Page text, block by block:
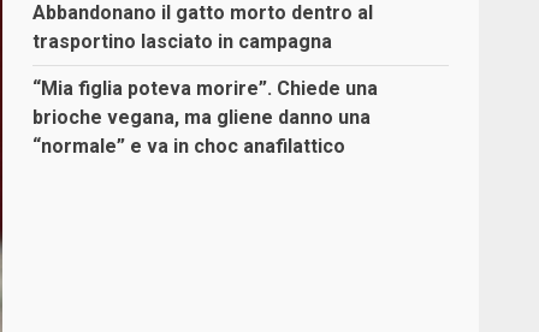
Abbandonano il gatto morto dentro al
trasportino lasciato in campagna
“Mia figlia poteva morire”. Chiede una
brioche vegana, ma gliene danno una
“normale” e va in choc anafilattico